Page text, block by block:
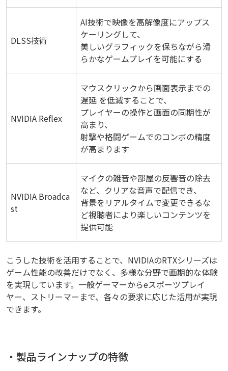
DLSS技術
AI技術で映像を高解像度にアップス
ケーリングして、
美しいグラフィックを保ちながら滑
らかなゲームプレイを可能にする
NVIDIA Reflex
マウスクリックから画面表示までの
遅延 を低減することで、
プレイヤーの操作と画面の同期性が
高まり、
射撃や格闘ゲームでのコンボの精度
が高まります
NVIDIA Broadca
st
マイクの雑音や部屋の反響音の除去
など、クリアな音声で配信でき、
背景をリアルタイムで変更できるな
ど視聴者により楽しいコンテンツを
提供可能
こうした技術を活用することで、NVIDIAのRTXシリーズは
ゲーム性能の改善だけでなく、多様な分野で画期的な体験
を実現しています。一般ゲーマーからeスポーツプレイ
ヤー、ストリーマーまで、各々の要求に応じた活用が実現
できます。
・製品ラインナップの特徴